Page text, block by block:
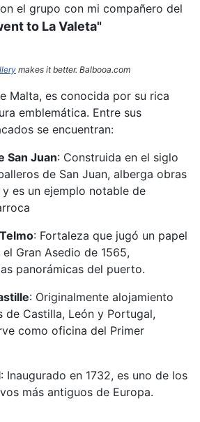
el grupo con mi compañero del
to La Valeta"
makes it better. Balbooa.com
Malta, es conocida por su rica
emblemática. Entre sus
se encuentran:​
San Juan: Construida en el siglo
de San Juan, alberga obras
es un ejemplo notable de
: Fortaleza que jugó un papel
Gran Asedio de 1565,
panorámicas del puerto.
: Originalmente alojamiento
de Castilla, León y Portugal,
como oficina del Primer
: Inaugurado en 1732, es uno de los
más antiguos de Europa.